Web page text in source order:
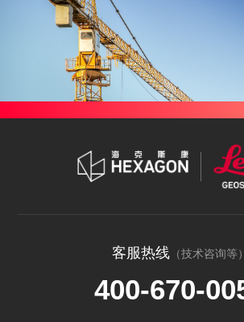
客服热线 （技术咨询等）
400-670-